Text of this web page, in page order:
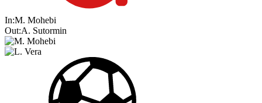
In:M. Mohebi
Out:A. Sutormin